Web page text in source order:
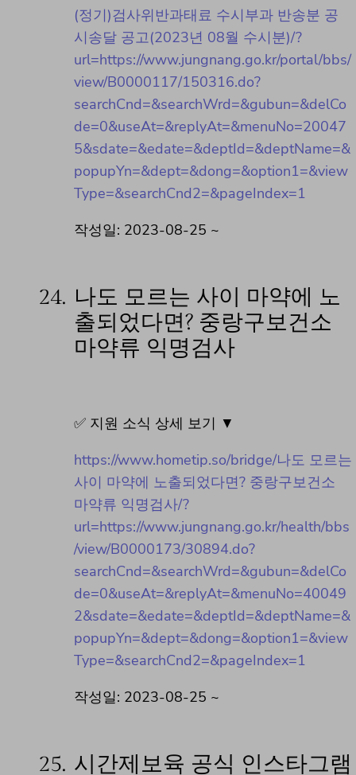
(정기)검사위반과태료 수시부과 반송분 공
시송달 공고(2023년 08월 수시분)/?
url=https://www.jungnang.go.kr/portal/bbs/
view/B0000117/150316.do?
searchCnd=&searchWrd=&gubun=&delCo
de=0&useAt=&replyAt=&menuNo=20047
5&sdate=&edate=&deptId=&deptName=&
popupYn=&dept=&dong=&option1=&view
Type=&searchCnd2=&pageIndex=1
작성일: 2023-08-25 ~
24. 나도 모르는 사이 마약에 노
출되었다면? 중랑구보건소
마약류 익명검사
✅ 지원 소식 상세 보기 ▼
https://www.hometip.so/bridge/나도 모르는
사이 마약에 노출되었다면? 중랑구보건소
마약류 익명검사/?
url=https://www.jungnang.go.kr/health/bbs
/view/B0000173/30894.do?
searchCnd=&searchWrd=&gubun=&delCo
de=0&useAt=&replyAt=&menuNo=40049
2&sdate=&edate=&deptId=&deptName=&
popupYn=&dept=&dong=&option1=&view
Type=&searchCnd2=&pageIndex=1
작성일: 2023-08-25 ~
25. 시간제보육 공식 인스타그램